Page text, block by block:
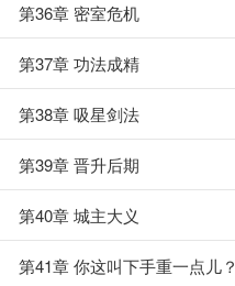
第36章 密室危机
第37章 功法成精
第38章 吸星剑法
第39章 晋升后期
第40章 城主大义
第41章 你这叫下手重一点儿？